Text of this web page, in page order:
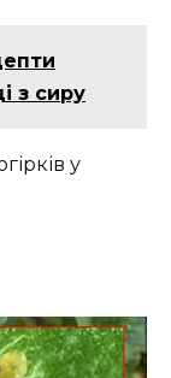
з сиру
у